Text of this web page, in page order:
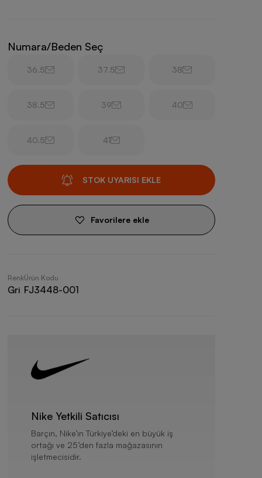
Numara/Beden Seç
36.5 37.5 38
38.5 39 40
40.5 41
STOK UYARISI EKLE
Favorilere ekle
Renk
Gri
Ürün Kodu
FJ3448-001
Nike Yetkili Satıcısı
Barçın, Nike’ın Türkiye’deki en büyük iş
ortağı ve 25’den fazla mağazasının
işletmecisidir.